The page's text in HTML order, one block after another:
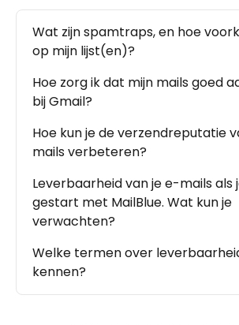
Wat zijn spamtraps, en hoe
op mijn lijst(en)?
Hoe zorg ik dat mijn mails goed
bij Gmail?
Hoe kun je de verzendreputatie
mails verbeteren?
Leverbaarheid van je e-mails als
gestart met MailBlue. Wat kun je
verwachten?
Welke termen over
kennen?